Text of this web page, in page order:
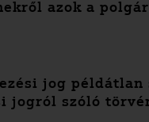
azok a
jog
jogról szóló